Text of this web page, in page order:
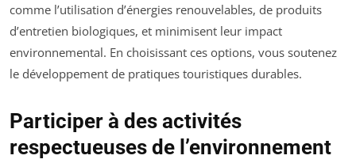
comme l’utilisation d’énergies renouvelables, de produits
d’entretien biologiques, et minimisent leur impact
environnemental. En choisissant ces options, vous soutenez
le développement de pratiques touristiques durables.
Participer à des activités
respectueuses de l’environnement